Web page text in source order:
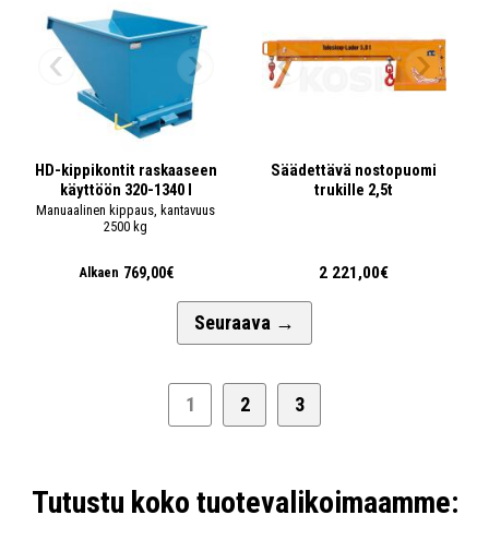
HD-kippikontit raskaaseen
käyttöön 320-1340 l
Manuaalinen kippaus, kantavuus
2500 kg
Alkaen 769,00€
Säädettävä nostopuomi
trukille 2,5t
2 221,00€
1 2 3
Seuraava →
Tutustu koko tuotevalikoimaamme: